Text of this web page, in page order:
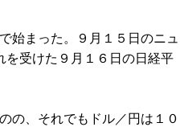
始まった。９月１５日のニュ
を受けた９月１６日の日経平
の、それでもドル／円は１０